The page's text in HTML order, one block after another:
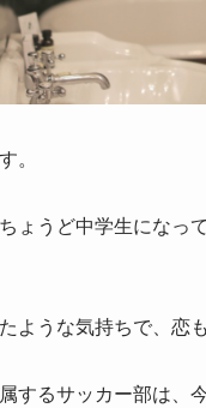
。
ょうど中学生になって
ような気持ちで、恋
するサッカー部は、